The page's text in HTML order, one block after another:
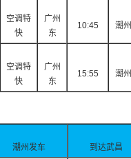
空调特
快
广州
东
10:45 潮州
空调特
快
广州
东
15:55 潮州
潮州发车 到达武昌